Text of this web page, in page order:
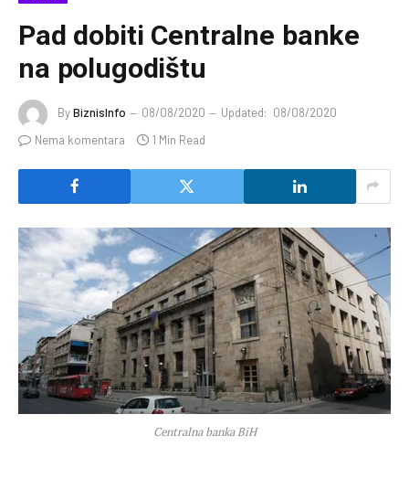
Pad dobiti Centralne banke
na polugodištu
ByBiznisInfo 08/08/2020 Updated: 08/08/2020
Nema komentara
1 Min Read
Centralna banka BiH